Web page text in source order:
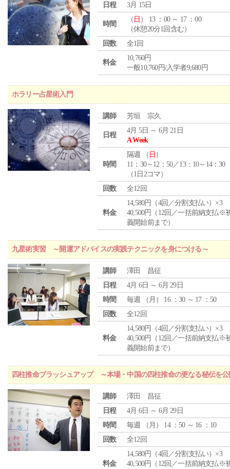
日程
3月 15日
時間
（ 日 ） 13 ：00 ～ 17 ：00
（休憩20分1回含む）
回数
全1回
料金
10,760円
一般10,760円/入学者9,680円
ホラリー占星術入門
講師 芳垣 宗久
日程
4月 5日 ～ 6月 21日
A Week
時間
隔週 （ 日 ）
11：30～12：50／13：10～14：30
（1日2コマ）
回数
全12回
料金
14,580円（4回／分割支払い）×3
40,500円（12回／一括前納支払※
義開始前まで）
九星術実習 ～開運アドバイスの実践テクニックを身につける～
講師
澤田 昌征
日程
4月 6日 ～ 6月 29日
時間
毎週 （ 月 ） 16 ：30 ～ 17 ：50
回数
全12回
料金
14,580円（4回／分割支払い）×3
40,500円（12回／一括前納支払※
義開始前まで）
四柱推命ブラッシュアップ ～本場・中国の四柱推命の更なる秘伝を
講師
澤田 昌征
日程
4月 6日 ～ 6月 29日
時間
毎週 （ 月 ） 14 ：50 ～ 16 ：10
回数
全12回
料金
14,580円（4回／分割支払い）×3
40,500円（12回／一括前納支払※